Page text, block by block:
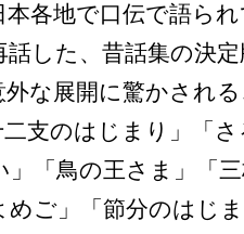
各地で口伝で語ら
話した、昔話集の決
外な展開に驚かされ
二支のはじまり」「
」「鳥の王さま」「
めご」「節分のはじ